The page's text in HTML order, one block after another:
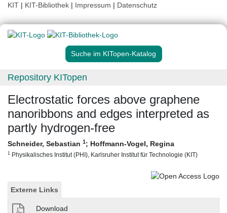
KIT | KIT-Bibliothek | Impressum | Datenschutz
Suche im KITopen-Katalog
Repository KITopen
Electrostatic forces above graphene
nanoribbons and edges interpreted as
partly hydrogen-free
Schneider, Sebastian 1; Hoffmann-Vogel, Regina
1 Physikalisches Institut (PHI), Karlsruher Institut für Technologie (KIT)
Externe Links
Download